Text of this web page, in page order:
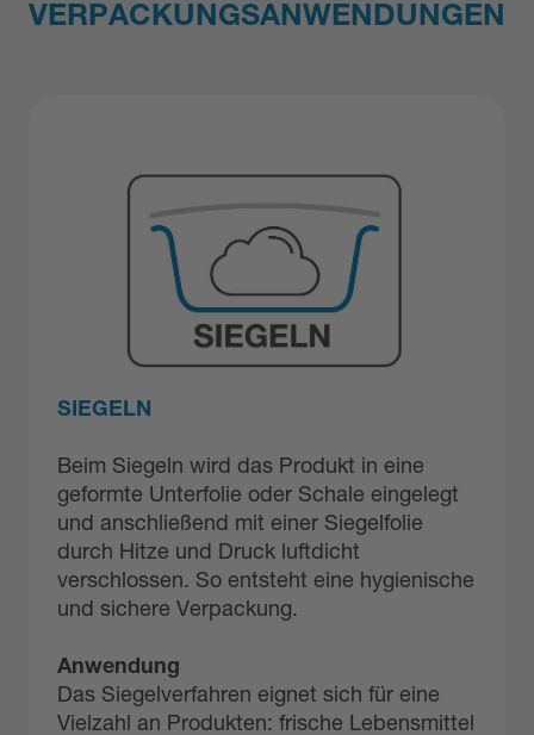
VERPACKUNGSANWENDUNGEN
SIEGELN
Beim Siegeln wird das Produkt in eine
geformte Unterfolie oder Schale eingelegt
und anschließend mit einer Siegelfolie
durch Hitze und Druck luftdicht
verschlossen. So entsteht eine hygienische
und sichere Verpackung.
Anwendung
Das Siegelverfahren eignet sich für eine
Vielzahl an Produkten: frische Lebensmittel